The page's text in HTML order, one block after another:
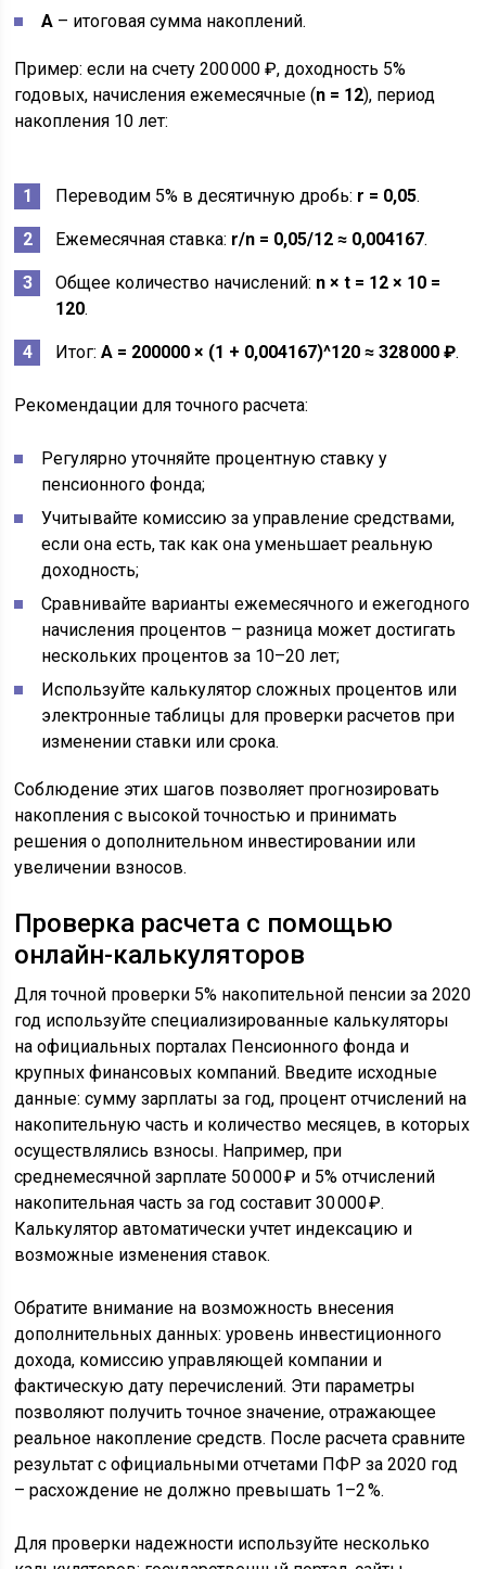
A – итоговая сумма накоплений.
Пример: если на счету 200 000 ₽, доходность 5%
годовых, начисления ежемесячные (n = 12), период
накопления 10 лет:
Переводим 5% в десятичную дробь: r = 0,05.
Ежемесячная ставка: r/n = 0,05/12 ≈ 0,004167.
Общее количество начислений: n × t = 12 × 10 =
120.
Итог:A = 200000 × (1 + 0,004167)^120 ≈ 328 000 ₽.
Рекомендации для точного расчета:
Регулярно уточняйте процентную ставку у
пенсионного фонда;
Учитывайте комиссию за управление средствами,
если она есть, так как она уменьшает реальную
доходность;
Сравнивайте варианты ежемесячного и ежегодного
начисления процентов – разница может достигать
нескольких процентов за 10–20 лет;
Используйте калькулятор сложных процентов или
электронные таблицы для проверки расчетов при
изменении ставки или срока.
Соблюдение этих шагов позволяет прогнозировать
накопления с высокой точностью и принимать
решения о дополнительном инвестировании или
увеличении взносов.
Проверка расчета с помощью
онлайн-калькуляторов
Для точной проверки 5% накопительной пенсии за 2020
год используйте специализированные калькуляторы
на официальных порталах Пенсионного фонда и
крупных финансовых компаний. Введите исходные
данные: сумму зарплаты за год, процент отчислений на
накопительную часть и количество месяцев, в которых
осуществлялись взносы. Например, при
среднемесячной зарплате 50 000 ₽ и 5% отчислений
накопительная часть за год составит 30 000 ₽.
Калькулятор автоматически учтет индексацию и
возможные изменения ставок.
Обратите внимание на возможность внесения
дополнительных данных: уровень инвестиционного
дохода, комиссию управляющей компании и
фактическую дату перечислений. Эти параметры
позволяют получить точное значение, отражающее
реальное накопление средств. После расчета сравните
результат с официальными отчетами ПФР за 2020 год
– расхождение не должно превышать 1–2 %.
Для проверки надежности используйте несколько